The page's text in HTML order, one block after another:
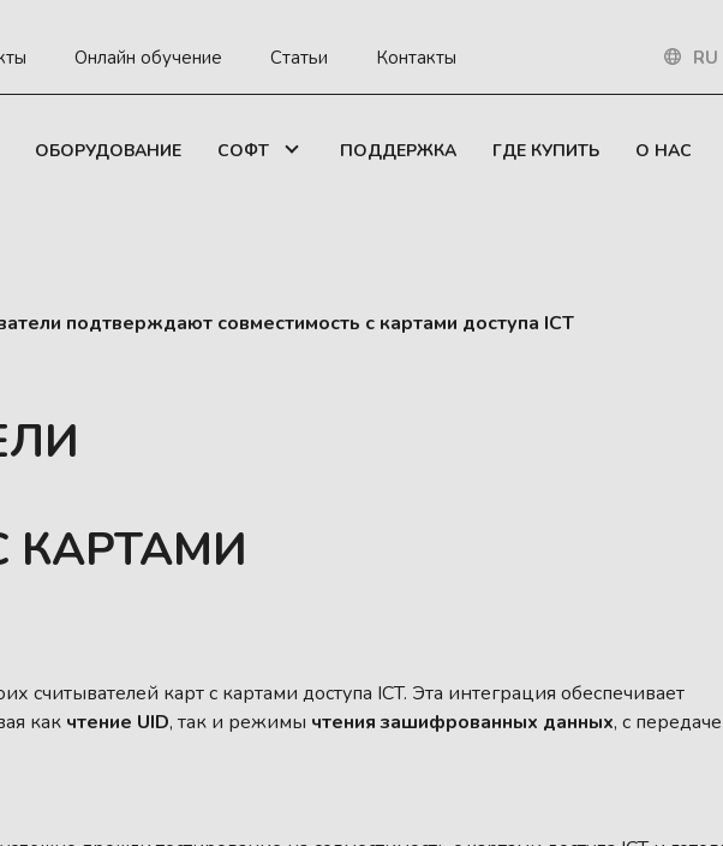
Онлайн обучение Статьи Контакты RU
ОБОРУДОВАНИЕ СОФТ ПОДДЕРЖКА ГДЕ КУПИТЬ О НАС
подтверждают совместимость с картами доступа ICT
КАРТАМИ
считывателей карт с картами доступа ICT. Эта интеграция обеспечивает
как чтение UID, так и режимы чтения зашифрованных данных, с